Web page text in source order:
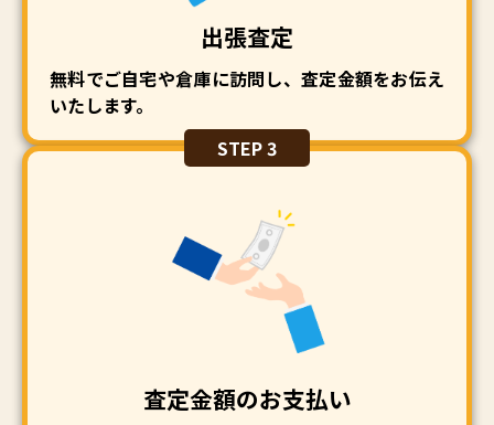
出張査定
無料でご自宅や倉庫に訪問し、査定金額をお伝え
いたします。
STEP 3
査定金額のお支払い